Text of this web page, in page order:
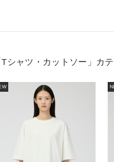
Tシャツ・カットソー」カ